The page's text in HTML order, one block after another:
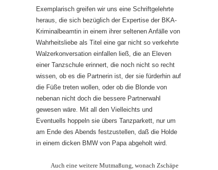
Exemplarisch greifen wir uns eine Schriftgelehrte
heraus, die sich bezüglich der Expertise der BKA-
Kriminalbeamtin in einem ihrer seltenen Anfälle von
Wahrheitsliebe als Titel eine gar nicht so verkehrte
Walzerkonversation einfallen ließ, die an Eleven
einer Tanzschule erinnert, die noch nicht so recht
wissen, ob es die Partnerin ist, der sie fürderhin auf
die Füße treten wollen, oder ob die Blonde von
nebenan nicht doch die bessere Partnerwahl
gewesen wäre. Mit all den Vielleichts und
Eventuells hoppeln sie übers Tanzparkett, nur um
am Ende des Abends festzustellen, daß die Holde
in einem dicken BMW von Papa abgeholt wird.
Auch eine weitere Mutmaßung, wonach Zschäpe